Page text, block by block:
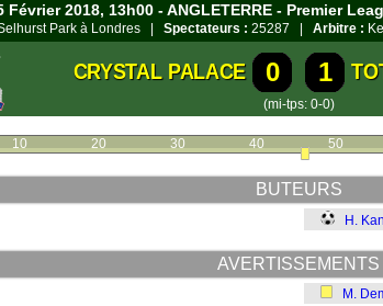
Février 2018, 13h00 - ANGLETERRE - Premier
Park à Londres | Spectateurs : 25287 | Arbitre :
CRYSTAL PALACE 0 1
(mi-tps: 0-0)
10 20 30 40 50
BUTEURS
H.
AVERTISSEMENTS
M.